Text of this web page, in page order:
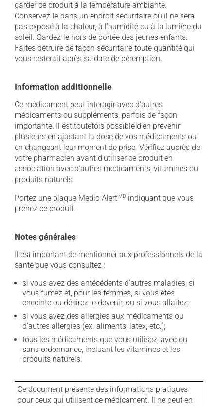
garder ce produit à la température ambiante.
Conservez-le dans un endroit sécuritaire où il ne sera
pas exposé à la chaleur, à l'humidité ou à la lumière du
soleil. Gardez-le hors de portée des jeunes enfants.
Faites détruire de façon sécuritaire toute quantité qui
vous resterait après sa date de péremption.
Information additionnelle
Ce médicament peut interagir avec d'autres
médicaments ou suppléments, parfois de façon
importante. Il est toutefois possible d'en prévenir
plusieurs en ajustant la dose de vos médicaments ou
en changeant leur moment de prise. Vérifiez auprès de
votre pharmacien avant d'utiliser ce produit en
association avec d'autres médicaments, vitamines ou
produits naturels.
Portez une plaque Medic-Alert MD indiquant que vous
prenez ce produit.
Notes générales
Il est important de mentionner aux professionnels de la
santé que vous consultez :
si vous avez des antécédents d'autres maladies, si
vous fumez et, pour les femmes, si vous êtes
enceinte ou désirez le devenir, ou si vous allaitez;
si vous avez des allergies aux médicaments ou
d'autres allergies (ex. aliments, latex, etc.);
tous les médicaments que vous utilisez, avec ou
sans ordonnance, incluant les vitamines et les
produits naturels.
Ce document présente des informations pratiques
pour ceux qui utilisent ce médicament. Il ne peut en